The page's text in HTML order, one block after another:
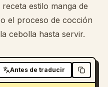
estilo manga de
el proceso de cocción
cebolla hasta servir.
Antes de traducir